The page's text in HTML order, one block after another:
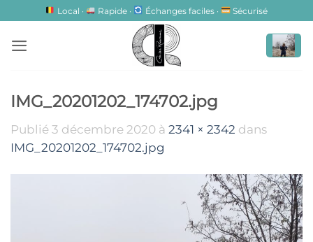
contenu
Local · Rapide · Échanges faciles · Sécurisé
IMG_20201202_174702.jpg
Publié 3 décembre 2020 à 2341 × 2342 dans
IMG_20201202_174702.jpg